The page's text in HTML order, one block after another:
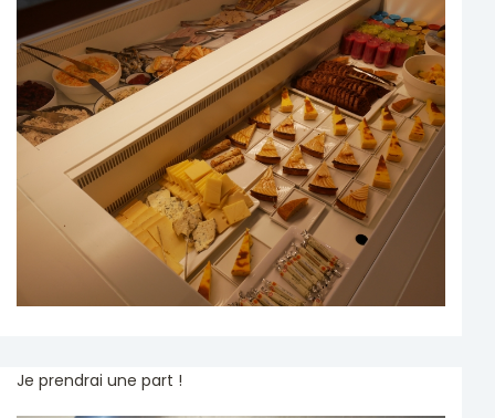
Je prendrai une part !